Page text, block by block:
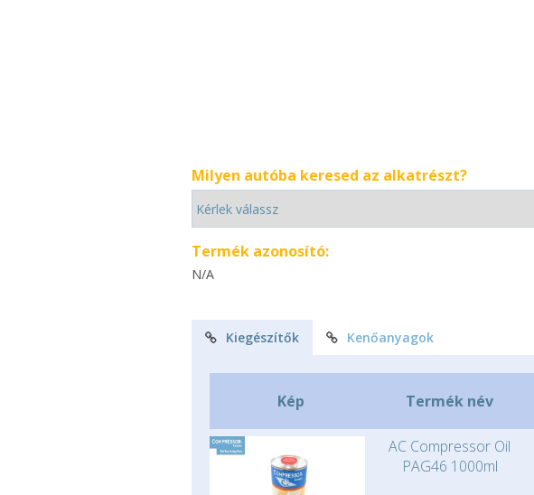
Milyen autóba keresed az alkatrészt?
Termék azonosító:
N/A
Kiegészítők Kenőanyagok
Kép Termék név
AC Compressor Oil
PAG46 1000ml